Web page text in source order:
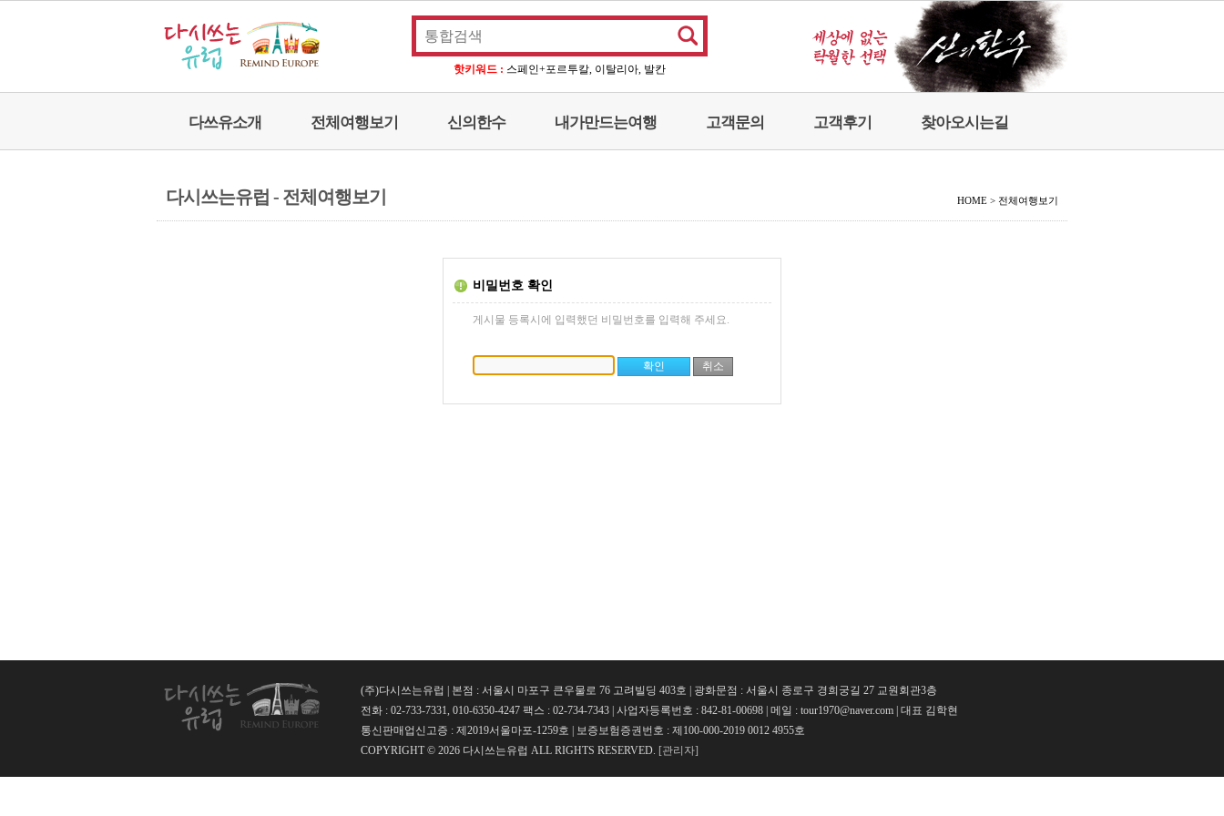
핫키워드 : 스페인+포르투칼, 이탈리아, 발칸
다쓰유소개 전체여행보기 신의한수 내가만드는여행 고객문의 고객후기 찾아오시는길
다시쓰는유럽 - 전체여행보기 HOME > 전체여행보기
비밀번호 확인
게시물 등록시에 입력했던 비밀번호를 입력해 주세요.
(주)다시쓰는유럽 | 본점 : 서울시 마포구 큰우물로 76 고려빌딩 403호 | 광화문점 : 서울시 종로구 경희궁길 27 교원회관3층
전화 : 02-733-7331, 010-6350-4247 팩스 : 02-734-7343 | 사업자등록번호 : 842-81-00698 | 메일 : tour1970@naver.com | 대표 김학현
통신판매업신고증 : 제2019서울마포-1259호 | 보증보험증권번호 : 제100-000-2019 0012 4955호
COPYRIGHT © 2026 다시쓰는유럽 ALL RIGHTS RESERVED. [관리자]